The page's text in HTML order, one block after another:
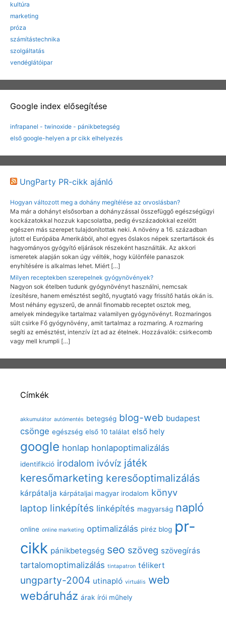
kultúra
marketing
próza
számítástechnika
szolgáltatás
vendéglátóipar
Google index elősegítése
infrapanel - twinoxide - pánikbetegség
első google-helyen a pr cikk elhelyezés
UngParty PR-cikk ajánló
Hogyan változott meg a dohány megítélése az orvoslásban?
Ma már a dohányt elsősorban a dohányzással összefüggő egészségügyi
kockázatokkal hozzuk kapcsolatba, pedig évszázadokkal ezelőtt
egészen más szerepet tulajdonítottak neki. A növény a 16. században
jutott el Európába Amerikából, ahol egyes őslakos népek szertartások és
hagyományos gyógyító eljárások részeként használták. Az akkori
ismeretek alapján sokan úgy vélték, hogy különféle panaszok
enyhítésére is alkalmas lehet. Miért […]
Milyen receptekben szerepelnek gyógynövények?
Nagyon sok ételben tudunk gyógynövényt használni, nemcsak
ízesítésre, hanem emésztést segítő, nyugtató vagy frissítő hatás okán is.
Most néhány egyszerű, de annál finomabb receptet osztok meg,
amelyek mindegyike tartalmaz valamilyen gyógynövényt. Rozmaringos
sült csirke Fő gyógynövény, amit tartalmaz a rozmaring. A rozmaring
segíti az emésztést, intenzív ízt ad az ételnek. Hozzávalók: csirkecomb
vagy mell krumpli […]
Címkék
akkumulátor autómentés betegség blog-web budapest
csönge egészség első 10 találat első hely
google honlap honlapoptimalizálás
identifikció irodalom ivóvíz játék
keresőmarketing keresőoptimalizálás
kárpátalja kárpátaljai magyar irodalom könyv
laptop linképítés linképítés magyarság napló
online online marketing optimalizálás piréz blog pr-
cikk pánikbetegség seo szöveg szövegírás
tartalomoptimalizálás tintapatron télikert
ungparty-2004 utinapló virtuális web
webáruház árak írói műhely